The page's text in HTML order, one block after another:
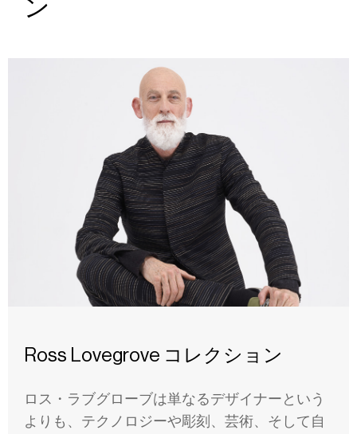
ン
Ross Lovegrove コレクション
ロス・ラブグローブは単なるデザイナーという
よりも、テクノロジーや彫刻、芸術、そして自